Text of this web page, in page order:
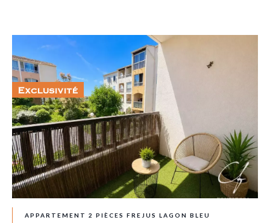
APPARTEMENT 2 PIÈCES FREJUS LAGON BLEU
Exclusivité